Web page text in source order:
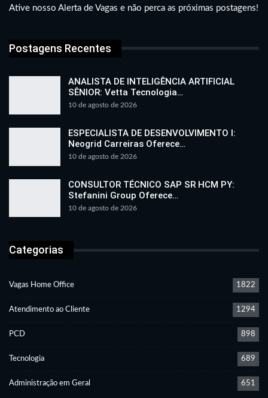
Ative nosso Alerta de Vagas e não perca as próximas postagens!
Postagens Recentes
ANALISTA DE INTELIGÊNCIA ARTIFICIAL
SÊNIOR: Vetta Tecnologia…
10 de agosto de 2026
ESPECIALISTA DE DESENVOLVIMENTO I:
Neogrid Carreiras Oferece…
10 de agosto de 2026
CONSULTOR TÉCNICO SAP SR HCM PY:
Stefanini Group Oferece…
10 de agosto de 2026
Categorias
Vagas Home Office 1822
Atendimento ao Cliente 1294
PCD 898
Tecnologia 689
Administração em Geral 651